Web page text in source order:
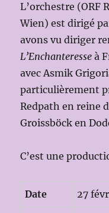
L’orchestre (ORF
Wien) est dirigé
avons vu diriger
L’Enchanteresse à
avec Asmik
particulièrement
Redpath en reine
Groissböck en
C’est une
Date 27